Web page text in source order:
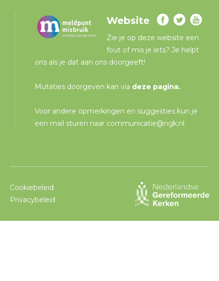
Website
Zie je op deze website een
fout of mis je iets? Je helpt
ons als je dat aan ons doorgeeft!
Mutaties doorgeven kan via deze pagina.
Voor andere opmerkingen en suggesties kun je
een mail sturen naar communicatie@ngk.nl.
Cookiebeleid
Privacybeleid